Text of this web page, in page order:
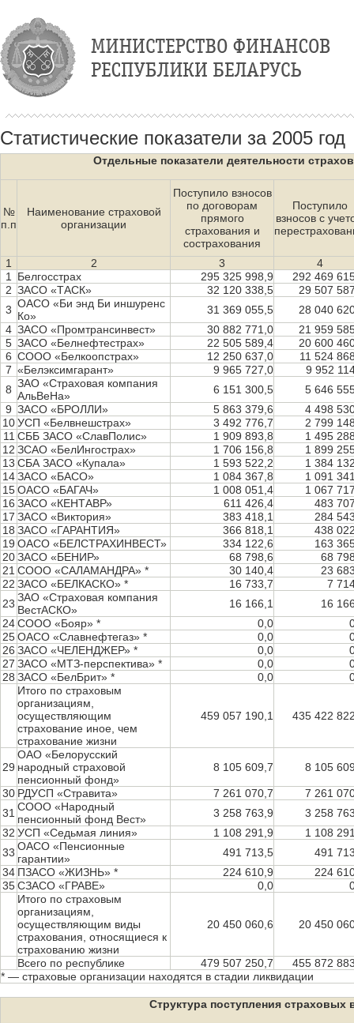
Статистические показатели за 2005 год
Отдельные показатели деятельности
№
п.п
Наименование страховой
организации
Поступило взносов
по договорам
прямого
страхования и
сострахования
Поступило
взносов с
1 2 3
4
1
Белгосстрах 295 325 998,9
292 469
2 ЗАСО «ТАСК» 32 120 338,5
29 507
3 ОАСО «Би энд Би иншуренс
Ко»
31 369 055,5
28 040
4 ЗАСО «Промтрансинвест» 30 882 771,0
21 959
5 ЗАСО «Белнефтестрах» 22 505 589,4
20 600
6 СООО «Белкоопстрах» 12 250 637,0
11 524
7 «Белэксимгарант» 9 965 727,0
9 952
8 ЗАО «Страховая компания
АльВеНа»
6 151 300,5
5 646
9 ЗАСО «БРОЛЛИ» 5 863 379,6
4 498
10УСП «Белвнешстрах» 3 492 776,7
2 799
11 СББ ЗАСО «СлавПолис» 1 909 893,8
1 495
12 ЗСАО «БелИнгострах» 1 706 156,8
1 899
13 СБА ЗАСО «Купала» 1 593 522,2
1 384
14ЗАСО «БАСО» 1 084 367,8
1 091
15ОАСО «БАГАЧ» 1 008 051,4
1 067
16 ЗАСО «КЕНТАВР» 611 426,4
483
17 ЗАСО «Виктория» 383 418,1
284
18 ЗАСО «ГАРАНТИЯ» 366 818,1
438
19 ОАСО «БЕЛСТРАХИНВЕСТ» 334 122,6
163
20ЗАСО «БЕНИР» 68 798,6
68
21 СООО «САЛАМАНДРА» * 30 140,4
23
22 ЗАСО «БЕЛКАСКО» * 16 733,7
7
23 ЗАО «Страховая компания
ВестАСКО»
16 166,1
16
24СООО «Бояр» * 0,0
25ОАСО «Славнефтегаз» * 0,0
26 ЗАСО «ЧЕЛЕНДЖЕР» * 0,0
27 ЗАСО «МТЗ-перспектива» * 0,0
28 ЗАСО «БелБрит» * 0,0
Итого по страховым
организациям,
осуществляющим
страхование иное, чем
страхование жизни
459 057 190,1 435 422
29
ОАО «Белоруcский
народный страховой
пенсионный фонд»
8 105 609,7 8 105
30 РДУСП «Стравита» 7 261 070,7
7 261
31 СООО «Народный
пенсионный фонд Вест»
3 258 763,9
3 258
32 УСП «Седьмая линия» 1 108 291,9
1 108
33 ОАСО «Пенсионные
гарантии»
491 713,5
491
34 ПЗАСО «ЖИЗНЬ» * 224 610,9
224
35СЗАСО «ГРАВЕ» 0,0
Итого по страховым
организациям,
осуществляющим виды
страхования, относящиеся к
страхованию жизни
20 450 060,6 20 450
Всего по республике 479 507 250,7
455 872
* — страховые организации находятся в стадии ликвидации
Структура поступления страховых